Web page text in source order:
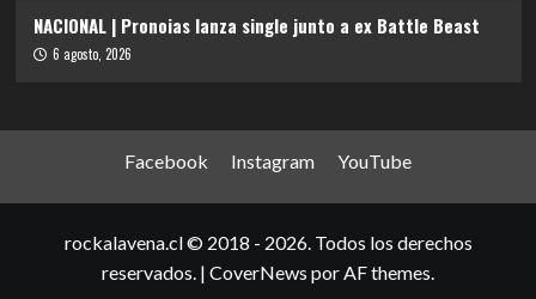
NACIONAL | Pronoias lanza single junto a ex Battle Beast
6 agosto, 2026
Facebook Instagram YouTube
rockalavena.cl © 2018 - 2026. Todos los derechos
reservados. | CoverNews por AF themes.